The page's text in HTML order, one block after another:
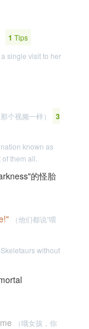
1 Tips
single visit to her
那个视频一样） 3
known as
them all.
的怪胎
（他们都说“喂
without
（哦女孩，你